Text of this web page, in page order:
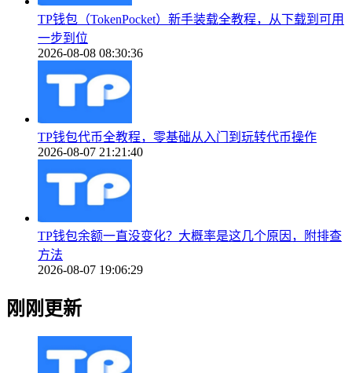
TP钱包（TokenPocket）新手装载全教程，从下载到可用
一步到位
2026-08-08 08:30:36
TP钱包代币全教程，零基础从入门到玩转代币操作
2026-08-07 21:21:40
TP钱包余额一直没变化？大概率是这几个原因，附排查
方法
2026-08-07 19:06:29
刚刚更新